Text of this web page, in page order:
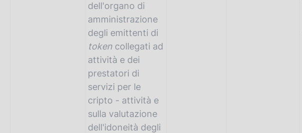
dell'organo di
amministrazione
degli emittenti di
token collegati ad
attività e dei
prestatori di
servizi per le
cripto - attività e
sulla valutazione
dell'idoneità degli